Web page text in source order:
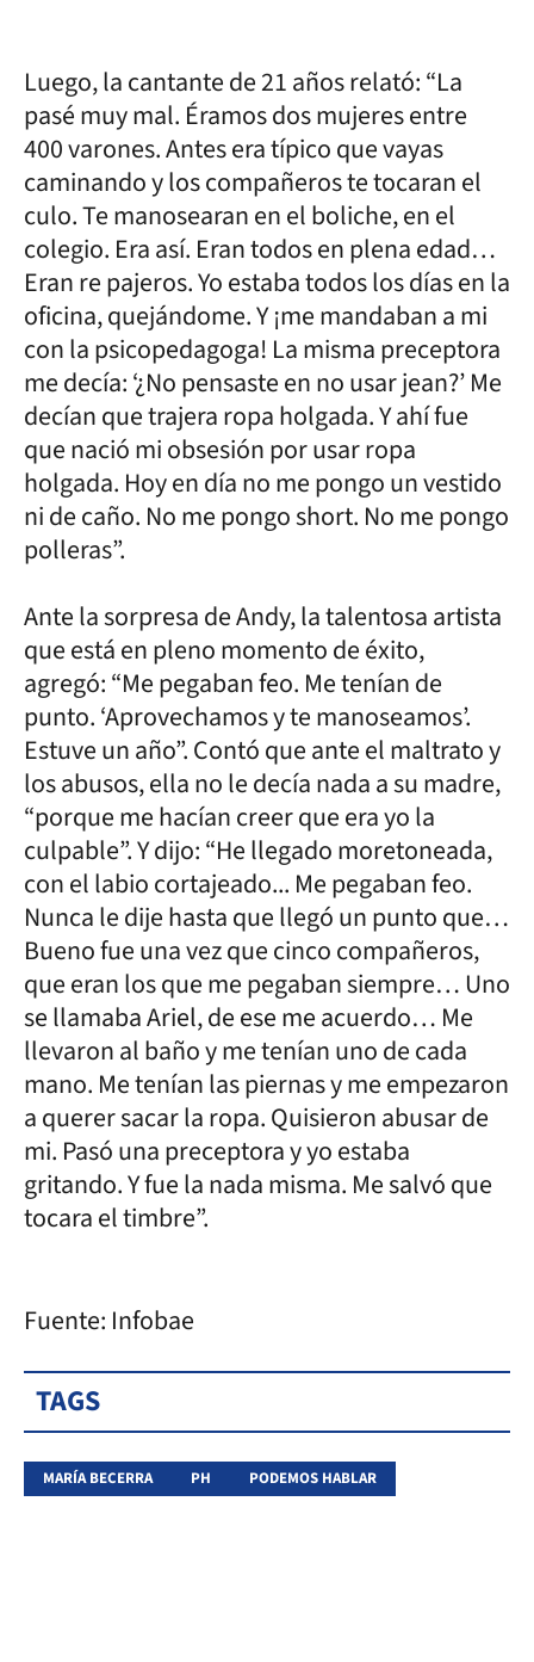
Luego, la cantante de 21 años relató: “La
pasé muy mal. Éramos dos mujeres entre
400 varones. Antes era típico que vayas
caminando y los compañeros te tocaran el
culo. Te manosearan en el boliche, en el
colegio. Era así. Eran todos en plena edad…
Eran re pajeros. Yo estaba todos los días en la
oficina, quejándome. Y ¡me mandaban a mi
con la psicopedagoga! La misma preceptora
me decía: ‘¿No pensaste en no usar jean?’ Me
decían que trajera ropa holgada. Y ahí fue
que nació mi obsesión por usar ropa
holgada. Hoy en día no me pongo un vestido
ni de caño. No me pongo short. No me pongo
polleras”.
Ante la sorpresa de Andy, la talentosa artista
que está en pleno momento de éxito,
agregó: “Me pegaban feo. Me tenían de
punto. ‘Aprovechamos y te manoseamos’.
Estuve un año”. Contó que ante el maltrato y
los abusos, ella no le decía nada a su madre,
“porque me hacían creer que era yo la
culpable”. Y dijo: “He llegado moretoneada,
con el labio cortajeado... Me pegaban feo.
Nunca le dije hasta que llegó un punto que…
Bueno fue una vez que cinco compañeros,
que eran los que me pegaban siempre… Uno
se llamaba Ariel, de ese me acuerdo… Me
llevaron al baño y me tenían uno de cada
mano. Me tenían las piernas y me empezaron
a querer sacar la ropa. Quisieron abusar de
mi. Pasó una preceptora y yo estaba
gritando. Y fue la nada misma. Me salvó que
tocara el timbre”.
Fuente: Infobae
TAGS
MARÍA BECERRA PH PODEMOS HABLAR